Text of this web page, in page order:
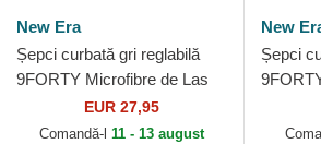
New Era
Șepci curbată gri reglabilă
9FORTY Microfibre de Las
Vegas Raiders NFL de New
Era
EUR 27,95
Comandă-l 11 - 13 august
New
Șepci
Las
New Era